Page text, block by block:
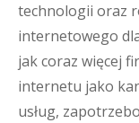
technologii oraz
internetowego
jak coraz więcej
internetu jako
usług,